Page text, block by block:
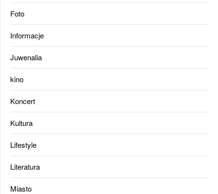
Foto
Informacje
Juwenalia
kino
Koncert
Kultura
Lifestyle
Literatura
Miasto